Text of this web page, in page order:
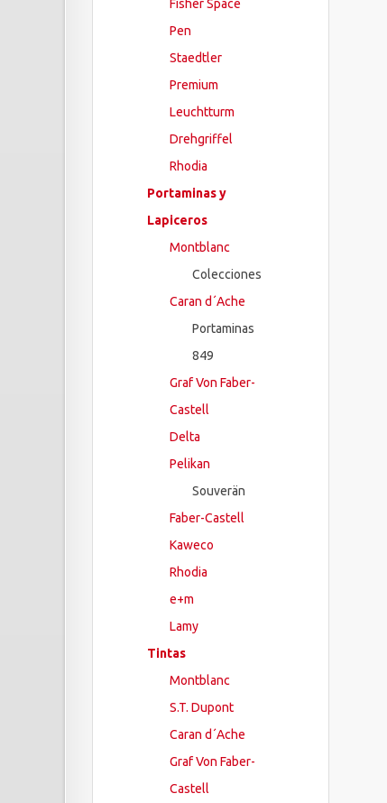
Fisher Space
Pen
Staedtler
Premium
Leuchtturm
Drehgriffel
Rhodia
Portaminas y
Lapiceros
Montblanc
Colecciones
Caran d´Ache
Portaminas
849
Graf Von Faber-
Castell
Delta
Pelikan
Souverän
Faber-Castell
Kaweco
Rhodia
e+m
Lamy
Tintas
Montblanc
S.T. Dupont
Caran d´Ache
Graf Von Faber-
Castell